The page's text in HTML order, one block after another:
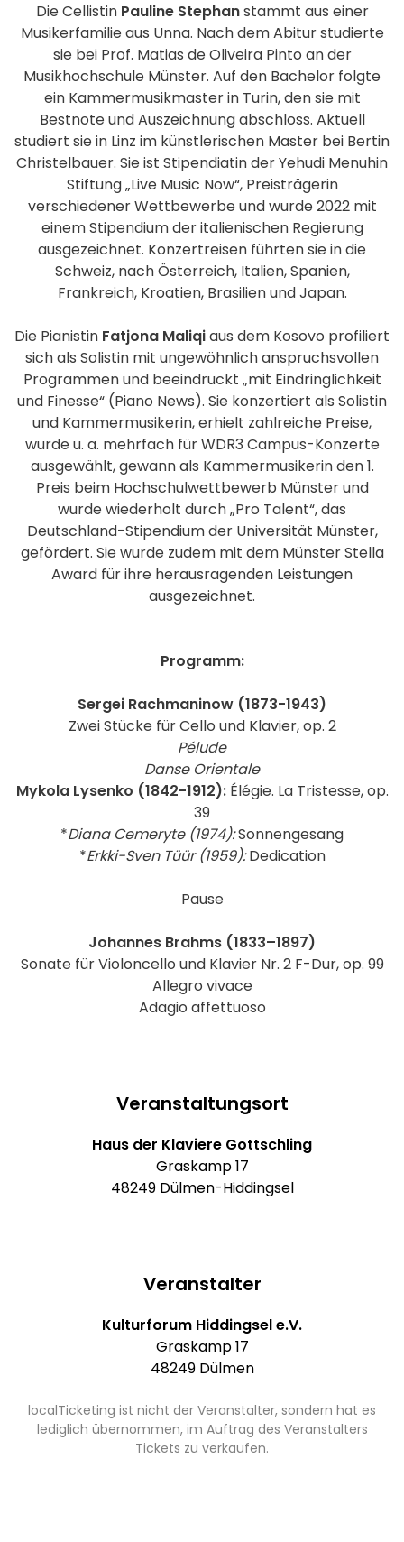
Die Cellistin Pauline Stephanstammt aus einer
Musikerfamilie aus Unna. Nach dem Abitur studierte
sie bei Prof. Matias de Oliveira Pinto an der
Musikhochschule Münster. Auf den Bachelor folgte
ein Kammermusikmaster in Turin, den sie mit
Bestnote und Auszeichnung abschloss. Aktuell
studiert sie in Linz im künstlerischen Master bei Bertin
Christelbauer. Sie ist Stipendiatin der Yehudi Menuhin
Stiftung „Live Music Now“, Preisträgerin
verschiedener Wettbewerbe und wurde 2022 mit
einem Stipendium der italienischen Regierung
ausgezeichnet. Konzertreisen führten sie in die
Schweiz, nach Österreich, Italien, Spanien,
Frankreich, Kroatien, Brasilien und Japan.
Die Pianistin Fatjona Maliqiaus dem Kosovo profiliert
sich als Solistin mit ungewöhnlich anspruchsvollen
Programmen und beeindruckt „mit Eindringlichkeit
und Finesse“ (Piano News). Sie konzertiert als Solistin
und Kammermusikerin, erhielt zahlreiche Preise,
wurde u. a. mehrfach für WDR3 Campus-Konzerte
ausgewählt, gewann als Kammermusikerin den 1.
Preis beim Hochschulwettbewerb Münster und
wurde wiederholt durch „Pro Talent“, das
Deutschland-Stipendium der Universität Münster,
gefördert. Sie wurde zudem mit dem Münster Stella
Award für ihre herausragenden Leistungen
ausgezeichnet.
Programm:
Sergei Rachmaninow (1873-1943)
Zwei Stücke für Cello und Klavier, op. 2
Pélude
Danse Orientale
Mykola Lysenko (1842-1912):Élégie. La Tristesse, op.
39
*Diana Cemeryte (1974):Sonnengesang
*Erkki-Sven Tüür (1959):Dedication
Pause
Johannes Brahms (1833–1897)
Sonate für Violoncello und Klavier Nr. 2 F-Dur, op. 99
Allegro vivace
Adagio affettuoso
Veranstaltungsort
Haus der Klaviere Gottschling
Graskamp 17
48249 Dülmen-Hiddingsel
Veranstalter
Kulturforum Hiddingsel e.V.
Graskamp 17
48249 Dülmen
localTicketing ist nicht der Veranstalter, sondern hat es
lediglich übernommen, im Auftrag des Veranstalters
Tickets zu verkaufen.